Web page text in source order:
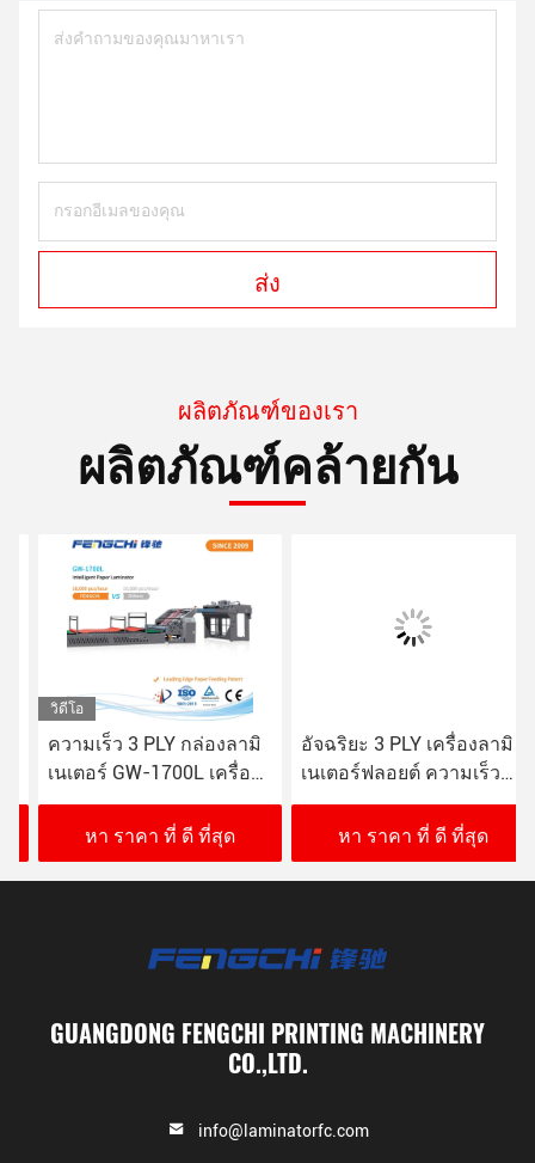
ส่ง
ผลิตภัณฑ์ของเรา
ผลิตภัณฑ์คล้ายกัน
วิดีโอ
ความเร็ว 3 PLY กล่องลามิ
เนเตอร์ GW-1700L เครื่อง
ลามิเนตกระดาษอัตโนมัติ
16000 แผ่น/ชั่วโมง
หา ราคา ที่ ดี ที่สุด
อัจฉริยะ 3 PLY เครื่องลามิ
เนเตอร์ฟลอยต์ ความเร็ว
กระดาษลามิเนต Fengchi
GW-1700Lหา ราคา ที่ ดี ที่สุด
GUANGDONG FENGCHI PRINTING MACHINERY
CO.,LTD.
info@laminatorfc.com